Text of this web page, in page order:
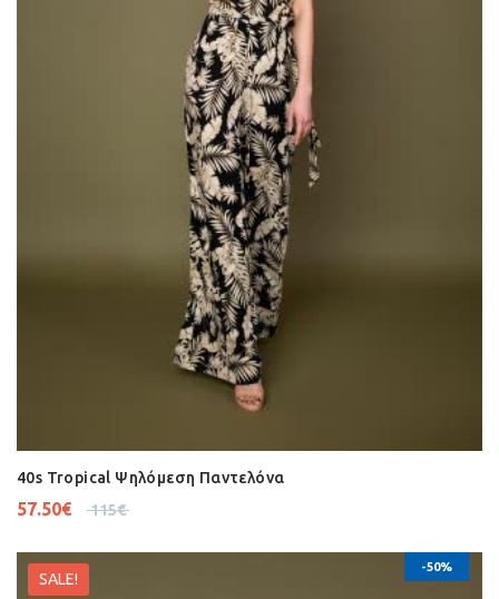
40s Tropical Ψηλόμεση Παντελόνα
115€
57.50€
-50%
SALE!